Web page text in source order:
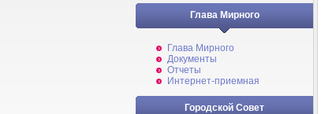
Глава Мирного
Глава Мирного
Документы
Отчеты
Интернет-приемная
Городской Совет